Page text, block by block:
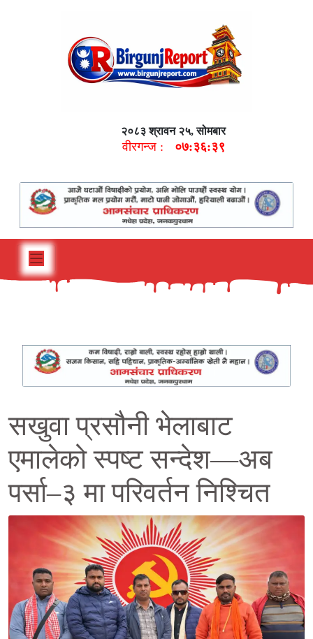
२०८३ श्रावन २५, सोमबार
वीरगन्ज : ०७:३६:४०
सखुवा प्रसौनी भेलाबाट
एमालेको स्पष्ट सन्देश—अब
पर्सा–३ मा परिवर्तन निश्चित